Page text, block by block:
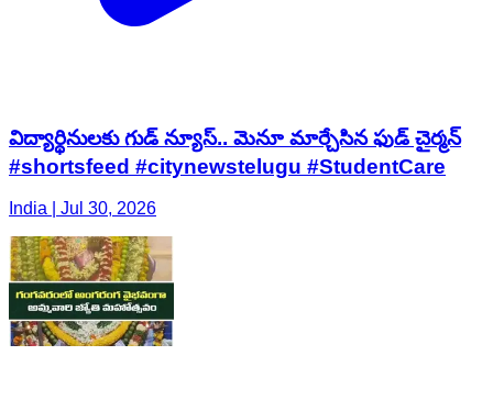
విద్యార్థినులకు గుడ్ న్యూస్.. మెనూ మార్చేసిన ఫుడ్ చైర్మన్
#shortsfeed #citynewstelugu #StudentCare
India | Jul 30, 2026